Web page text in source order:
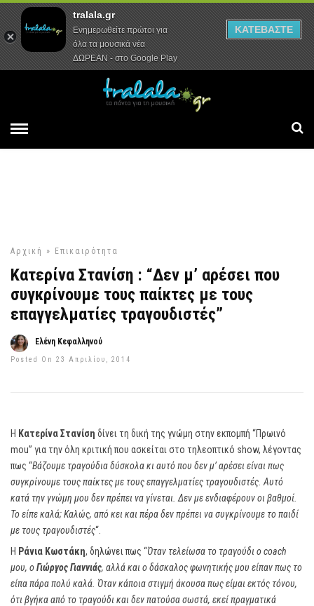
Αρχική Συνεντεύξεις Ρεπορτάζ
Αρχική » Επικαιρότητα
Κατερίνα Στανίση : “Δεν μ’ αρέσει που
συγκρίνουμε τους παίκτες με τους
επαγγελματίες τραγουδιστές”
Ελένη Κεφαλληνού
Posted On 23 Απριλίου, 2014
Η Κατερίνα Στανίση δίνει τη δική της γνώμη στην εκπομπή “Πρωινό
mou” για την όλη κριτική που ασκείται στο τηλεοπτικό show, λέγοντας
πως “Βάζουμε τραγούδια δύσκολα κι αυτό που δεν μ’ αρέσει είναι πως
συγκρίνουμε τους παίκτες με τους επαγγελματίες τραγουδιστές. Αυτό
κατά την γνώμη μου δεν πρέπει να γίνεται. Δεν με ενδιαφέρουν οι βαθμοί.
Το είπε καλά; Καλώς, από κει και πέρα δεν πρέπει να συγκρίνουμε το παιδί
με τους τραγουδιστές“.
Η Ράνια Κωστάκη, δηλώνει πως “Όταν τελείωσα το τραγούδι ο coach
μου, οΓιώργος Γιαννιάς, αλλά και ο δάσκαλος φωνητικής μου είπαν πως το
είπα πάρα πολύ καλά. Όταν κάποια στιγμή άκουσα πως είμαι εκτός τόνου,
ότι βγήκα από το τραγούδι και δεν πατούσα σωστά, εκεί πραγματικά
tralala.gr
Ενημερωθείτε πρώτοι για
όλα τα μουσικά νέα
ΔΩΡΕΑΝ - στο Google Play
ΚΑΤΕΒΑΣΤΕ